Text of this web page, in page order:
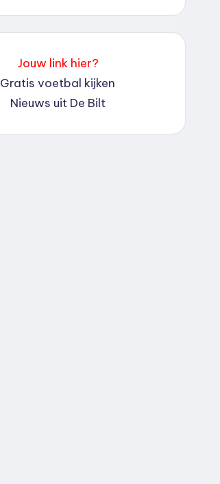
Jouw link hier?
Gratis voetbal kijken
Nieuws uit De Bilt